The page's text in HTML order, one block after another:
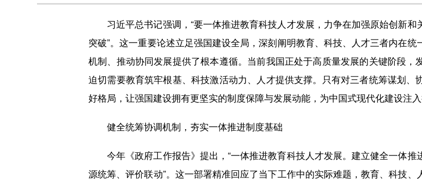
习近平总书记强调，“要一体推进教育科技人才发展，力争在加强原始创新和
突破”。这一重要论述立足强国建设全局，深刻阐明教育、科技、人才三者内在统
机制、推动协同发展提供了根本遵循。当前我国正处于高质量发展的关键阶段，
迫切需要教育筑牢根基、科技激活动力、人才提供支撑。只有对三者统筹谋划、
好格局，让强国建设拥有更坚实的制度保障与发展动能，为中国式现代化建设注入
健全统筹协调机制，夯实一体推进制度基础
今年《政府工作报告》提出，“一体推进教育科技人才发展。建立健全一体推
源统筹、评价联动”。这一部署精准回应了当下工作中的实际难题，教育、科技